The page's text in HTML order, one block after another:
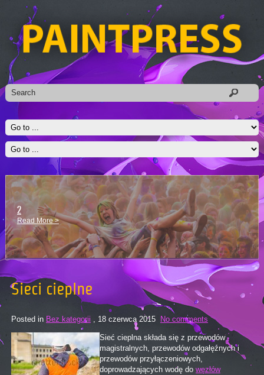
2
Read More >
Sieci cieplne
Posted in Bez kategorii , 18 czerwca 2015 No comments
Sieć cieplna składa się z przewodów
magistralnych, przewodów odgałęźnych i
przewodów przyłączeniowych,
doprowadzających wodę do węzłów